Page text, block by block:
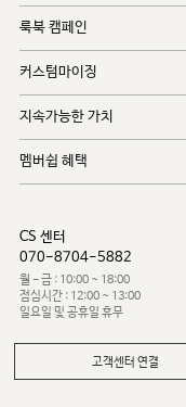
룩북 캠페인
커스텀마이징
지속가능한 가치
멤버쉽 혜택
CS 센터
070-8704-5882
월 - 금 : 10:00 ~ 18:00
점심시간 : 12:00 ~ 13:00
일요일 및 공휴일 휴무
고객센터 연결